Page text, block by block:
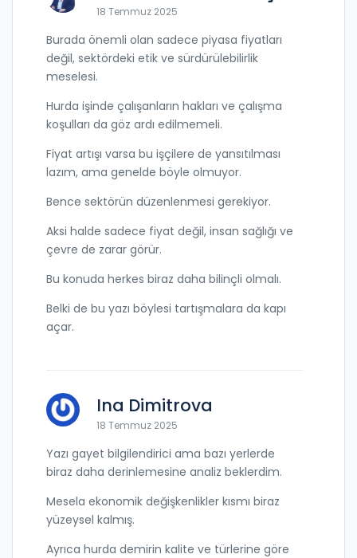
18 Temmuz 2025
Burada önemli olan sadece piyasa fiyatları
değil, sektördeki etik ve sürdürülebilirlik
meselesi.
Hurda işinde çalışanların hakları ve çalışma
koşulları da göz ardı edilmemeli.
Fiyat artışı varsa bu işçilere de yansıtılması
lazım, ama genelde böyle olmuyor.
Bence sektörün düzenlenmesi gerekiyor.
Aksi halde sadece fiyat değil, insan sağlığı ve
çevre de zarar görür.
Bu konuda herkes biraz daha bilinçli olmalı.
Belki de bu yazı böylesi tartışmalara da kapı
açar.
Ina Dimitrova
18 Temmuz 2025
Yazı gayet bilgilendirici ama bazı yerlerde
biraz daha derinlemesine analiz beklerdim.
Mesela ekonomik değişkenlikler kısmı biraz
yüzeysel kalmış.
Ayrıca hurda demirin kalite ve türlerine göre